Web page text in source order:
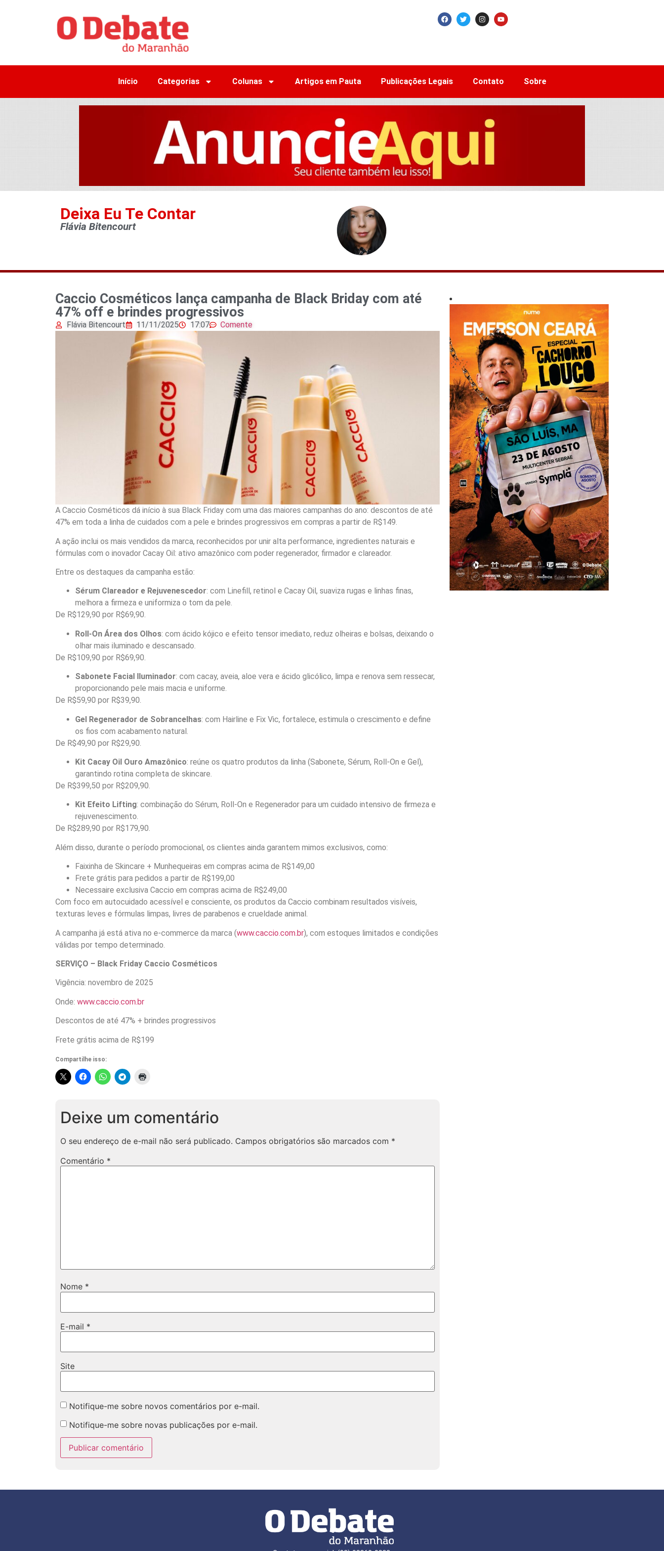
Início Categorias Colunas Artigos em Pauta Publicações Legais Contato Sobre
Deixa Eu Te Contar
Flávia Bitencourt
Caccio Cosméticos lança campanha de Black Briday com até
47% off e brindes progressivos
Flávia Bitencourt 11/11/2025 17:07 Comente
A Caccio Cosméticos dá início à sua Black Friday com uma das maiores campanhas do ano: descontos de até
47% em toda a linha de cuidados com a pele e brindes progressivos em compras a partir de R$149.
A ação inclui os mais vendidos da marca, reconhecidos por unir alta performance, ingredientes naturais e
fórmulas com o inovador Cacay Oil: ativo amazônico com poder regenerador, firmador e clareador.
Entre os destaques da campanha estão:
Sérum Clareador e Rejuvenescedor: com Linefill, retinol e Cacay Oil, suaviza rugas e linhas finas,
melhora a firmeza e uniformiza o tom da pele.
De R$129,90 por R$69,90.
Roll-On Área dos Olhos: com ácido kójico e efeito tensor imediato, reduz olheiras e bolsas, deixando o
olhar mais iluminado e descansado.
De R$109,90 por R$69,90.
Sabonete Facial Iluminador: com cacay, aveia, aloe vera e ácido glicólico, limpa e renova sem ressecar,
proporcionando pele mais macia e uniforme.
De R$59,90 por R$39,90.
Gel Regenerador de Sobrancelhas: com Hairline e Fix Vic, fortalece, estimula o crescimento e define
os fios com acabamento natural.
De R$49,90 por R$29,90.
Kit Cacay Oil Ouro Amazônico: reúne os quatro produtos da linha (Sabonete, Sérum, Roll-On e Gel),
garantindo rotina completa de skincare.
De R$399,50 por R$209,90.
Kit Efeito Lifting: combinação do Sérum, Roll-On e Regenerador para um cuidado intensivo de firmeza e
rejuvenescimento.
De R$289,90 por R$179,90.
Além disso, durante o período promocional, os clientes ainda garantem mimos exclusivos, como:
Faixinha de Skincare + Munhequeiras em compras acima de R$149,00
Frete grátis para pedidos a partir de R$199,00
Necessaire exclusiva Caccio em compras acima de R$249,00
Com foco em autocuidado acessível e consciente, os produtos da Caccio combinam resultados visíveis,
texturas leves e fórmulas limpas, livres de parabenos e crueldade animal.
A campanha já está ativa no e-commerce da marca (www.caccio.com.br), com estoques limitados e condições
válidas por tempo determinado.
SERVIÇO – Black Friday Caccio Cosméticos
Vigência: novembro de 2025
Onde: www.caccio.com.br
Descontos de até 47% + brindes progressivos
Frete grátis acima de R$199
Compartilhe isso:
Deixe um comentário
O seu endereço de e-mail não será publicado. Campos obrigatórios são marcados com *
Comentário *
Nome *
E-mail *
Site
Notifique-me sobre novos comentários por e-mail.
Notifique-me sobre novas publicações por e-mail.